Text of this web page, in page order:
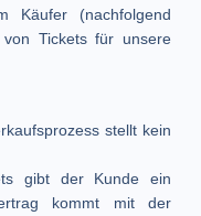
Käufer (nachfolgend
von Tickets für unsere
stellt kein
gibt der Kunde ein
kommt mit der